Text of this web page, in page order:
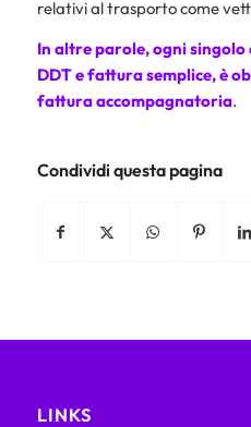
relativi al trasporto come
In altre parole,ogni
DDT e fattura semplice, è
fattura accompagnatoria.
Condividi questa pagina
LINKS